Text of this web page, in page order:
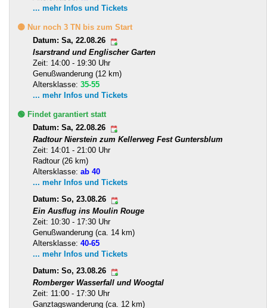
... mehr Infos und Tickets
🟡 Nur noch 3 TN bis zum Start
Datum: Sa, 22.08.26
Isarstrand und Englischer Garten
Zeit: 14:00 - 19:30 Uhr
Genußwanderung (12 km)
Altersklasse: 35-55
... mehr Infos und Tickets
🟢 Findet garantiert statt
Datum: Sa, 22.08.26
Radtour Nierstein zum Kellerweg Fest Guntersblum
Zeit: 14:01 - 21:00 Uhr
Radtour (26 km)
Altersklasse: ab 40
... mehr Infos und Tickets
Datum: So, 23.08.26
Ein Ausflug ins Moulin Rouge
Zeit: 10:30 - 17:30 Uhr
Genußwanderung (ca. 14 km)
Altersklasse: 40-65
... mehr Infos und Tickets
Datum: So, 23.08.26
Romberger Wasserfall und Woogtal
Zeit: 11:00 - 17:30 Uhr
Ganztagswanderung (ca. 12 km)